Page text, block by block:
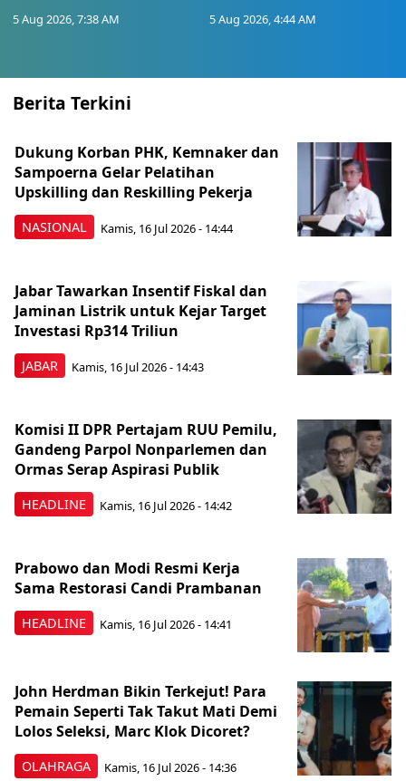
5 Aug 2026, 7:38 AM 5 Aug 2026, 4:44 AM
Berita Terkini
NASIONAL
Dukung Korban PHK, Kemnaker dan
Sampoerna Gelar Pelatihan
Upskilling dan Reskilling Pekerja
Kamis, 16 Jul 2026 - 14:44
JABAR
Jabar Tawarkan Insentif Fiskal dan
Jaminan Listrik untuk Kejar Target
Investasi Rp314 Triliun
Kamis, 16 Jul 2026 - 14:43
HEADLINE
Komisi II DPR Pertajam RUU Pemilu,
Gandeng Parpol Nonparlemen dan
Ormas Serap Aspirasi Publik
Kamis, 16 Jul 2026 - 14:42
HEADLINE
Prabowo dan Modi Resmi Kerja
Sama Restorasi Candi Prambanan
Kamis, 16 Jul 2026 - 14:41
OLAHRAGA
John Herdman Bikin Terkejut! Para
Pemain Seperti Tak Takut Mati Demi
Lolos Seleksi, Marc Klok Dicoret?
Kamis, 16 Jul 2026 - 14:36